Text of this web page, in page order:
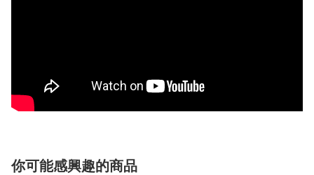
你可能感興趣的商品